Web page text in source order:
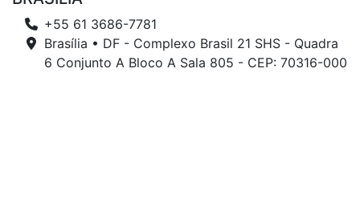
+55 61 3686-7781
Brasília • DF - Complexo Brasil 21 SHS - Quadra
6 Conjunto A Bloco A Sala 805 - CEP: 70316-000